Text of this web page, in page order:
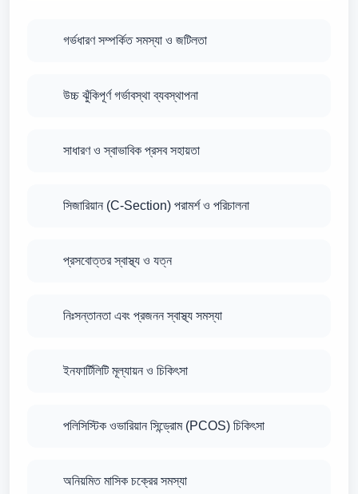
গর্ভধারণ সম্পর্কিত সমস্যা ও জটিলতা
উচ্চ ঝুঁকিপূর্ণ গর্ভাবস্থা ব্যবস্থাপনা
সাধারণ ও স্বাভাবিক প্রসব সহায়তা
সিজারিয়ান (C-Section) পরামর্শ ও পরিচালনা
প্রসবোত্তর স্বাস্থ্য ও যত্ন
নিঃসন্তানতা এবং প্রজনন স্বাস্থ্য সমস্যা
ইনফার্টিলিটি মূল্যায়ন ও চিকিৎসা
পলিসিস্টিক ওভারিয়ান সিন্ড্রোম (PCOS) চিকিৎসা
অনিয়মিত মাসিক চক্রের সমস্যা